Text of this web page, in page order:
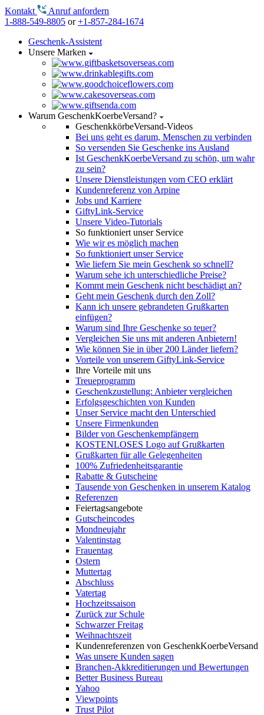
Kontakt
Anruf anfordern
1-888-549-8805 or+1-857-284-1674
Geschenk-Assistent
Unsere Marken
Warum GeschenkKoerbeVersand?
GeschenkkörbeVersand-Videos
Bei uns geht es darum, Menschen zu verbinden
So versenden Sie Geschenke ins Ausland
Ist GeschenkKoerbeVersand zu schön, um wahr
zu sein?
Unsere Dienstleistungen vom CEO erklärt
Kundenreferenz von Arpine
Jobs und Karriere
GiftyLink-Service
Unsere Video-Tutorials
So funktioniert unser Service
Wie wir es möglich machen
So funktioniert unser Service
Wie liefern Sie mein Geschenk so schnell?
Warum sehe ich unterschiedliche Preise?
Kommt mein Geschenk nicht beschädigt an?
Geht mein Geschenk durch den Zoll?
Kann ich unsere gebrandeten Grußkarten
einfügen?
Warum sind Ihre Geschenke so teuer?
Vergleichen Sie uns mit anderen Anbietern!
Wie können Sie in über 200 Länder liefern?
Vorteile von unserem GiftyLink-Service
Ihre Vorteile mit uns
Treueprogramm
Geschenkzustellung: Anbieter vergleichen
Erfolgsgeschichten von Kunden
Unser Service macht den Unterschied
Unsere Firmenkunden
Bilder von Geschenkempfängern
KOSTENLOSES Logo auf Grußkarten
Grußkarten für alle Gelegenheiten
100% Zufriedenheitsgarantie
Rabatte & Gutscheine
Tausende von Geschenken in unserem Katalog
Referenzen
Feiertagsangebote
Gutscheincodes
Mondneujahr
Valentinstag
Frauentag
Ostern
Muttertag
Abschluss
Vatertag
Hochzeitssaison
Zurück zur Schule
Schwarzer Freitag
Weihnachtszeit
Kundenreferenzen von GeschenkKoerbeVersand
Was unsere Kunden sagen
Branchen-Akkreditierungen und Bewertungen
Better Business Bureau
Yahoo
Viewpoints
Trust Pilot